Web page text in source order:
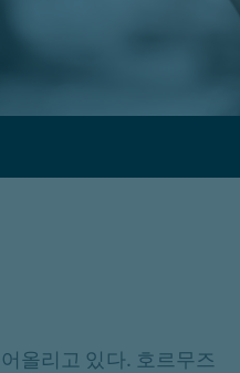
올리고 있다. 호르무즈